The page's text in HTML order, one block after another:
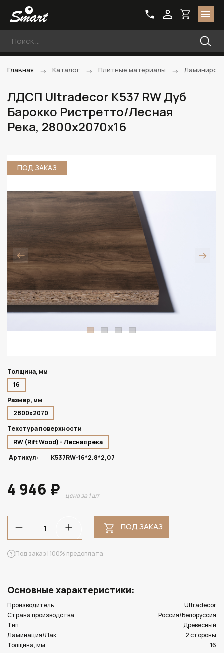
Главная Каталог Плитные материалы
ЛДСП Ultradecor K537 RW Дуб
Барокко Ристретто/Лесная
Река, 2800х2070х16
ПОД ЗАКАЗ
Толщина, мм
16
Размер, мм
2800х2070
Текстура поверхности
RW (Rift Wood) - Лесная река
Артикул:
K537RW-16*2.8*2,07
4 946 ₽ цена за 1 шт
ПОД ЗАКАЗ
Под заказ | 100% предоплата
Основные характеристики:
Производитель
Ultradecor
Страна производства
Россия/Белоруссия
Тип
Древесный
Ламинация/Лак
2 стороны
Толщина, мм
16